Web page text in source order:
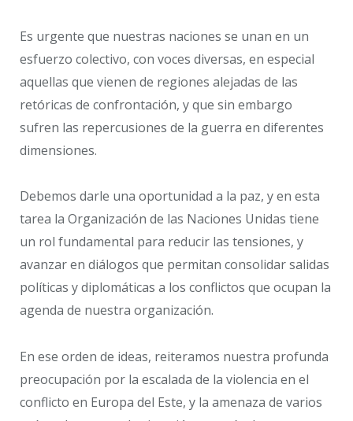
Es urgente que nuestras naciones se unan en un
esfuerzo colectivo, con voces diversas, en especial
aquellas que vienen de regiones alejadas de las
retóricas de confrontación, y que sin embargo
sufren las repercusiones de la guerra en diferentes
dimensiones.
Debemos darle una oportunidad a la paz, y en esta
tarea la Organización de las Naciones Unidas tiene
un rol fundamental para reducir las tensiones, y
avanzar en diálogos que permitan consolidar salidas
políticas y diplomáticas a los conflictos que ocupan la
agenda de nuestra organización.
En ese orden de ideas, reiteramos nuestra profunda
preocupación por la escalada de la violencia en el
conflicto en Europa del Este, y la amenaza de varios